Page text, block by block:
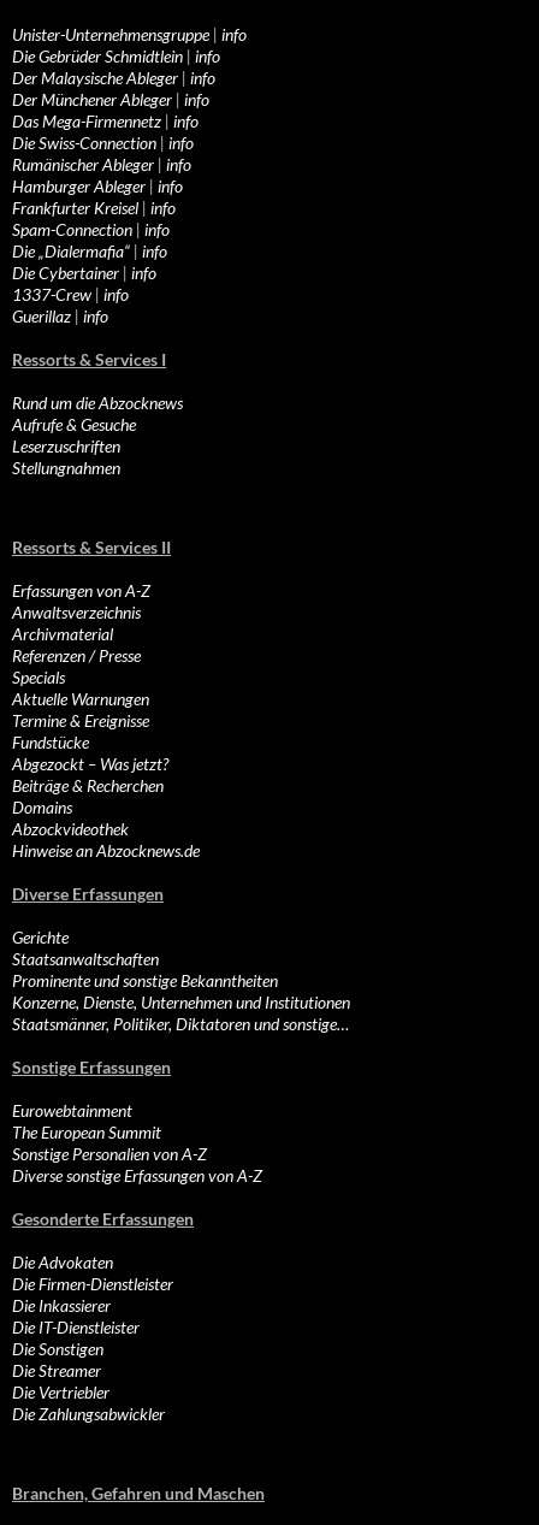
Unister-Unternehmensgruppe| info
Die Gebrüder Schmidtlein | info
Der Malaysische Ableger | info
Der Münchener Ableger | info
Das Mega-Firmennetz | info
Die Swiss-Connection | info
Rumänischer Ableger | info
Hamburger Ableger | info
Frankfurter Kreisel | info
Spam-Connection | info
Die „Dialermafia“ | info
Die Cybertainer | info
1337-Crew | info
Guerillaz | info
Ressorts & Services I
Rund um die Abzocknews
Aufrufe & Gesuche
Leserzuschriften
Stellungnahmen
Ressorts & Services II
Erfassungen von A-Z
Anwaltsverzeichnis
Archivmaterial
Referenzen / Presse
Specials
Aktuelle Warnungen
Termine & Ereignisse
Fundstücke
Abgezockt – Was jetzt?
Beiträge & Recherchen
Domains
Abzockvideothek
Hinweise an Abzocknews.de
Diverse Erfassungen
Gerichte
Staatsanwaltschaften
Prominente und sonstige Bekanntheiten
Konzerne, Dienste, Unternehmen und Institutionen
Staatsmänner, Politiker, Diktatoren und sonstige…
Sonstige Erfassungen
Eurowebtainment
The European Summit
Sonstige Personalien von A-Z
Diverse sonstige Erfassungen von A-Z
Gesonderte Erfassungen
Die Advokaten
Die Firmen-Dienstleister
Die Inkassierer
Die IT-Dienstleister
Die Sonstigen
Die Streamer
Die Vertriebler
Die Zahlungsabwickler
Branchen, Gefahren und Maschen